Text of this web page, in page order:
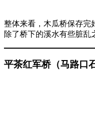
整体来看，木瓜桥保存完
除了桥下的溪水有些脏乱
平茶红军桥（马路口